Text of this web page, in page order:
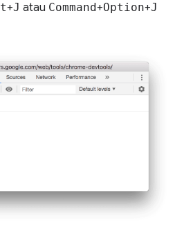
+J atau Command+Option+J